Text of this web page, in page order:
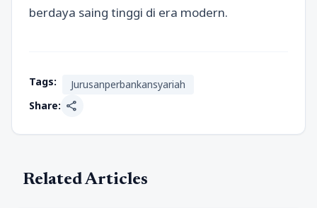
berdaya saing tinggi di era modern.
Tags:
Jurusanperbankansyariah
Share: share
Related Articles